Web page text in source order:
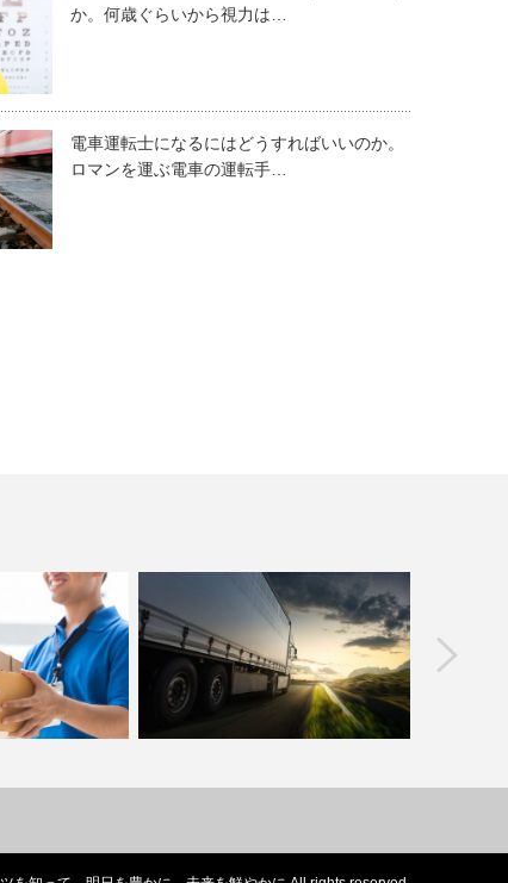
か。何歳ぐらいから視力は…
電車運転士になるにはどうすればいいのか。
ロマンを運ぶ電車の運転手…
変？雨の日や不
や辛さと…
大型トラックの魅力とは。月給50万円
も夢じゃないトラック…
タクシー